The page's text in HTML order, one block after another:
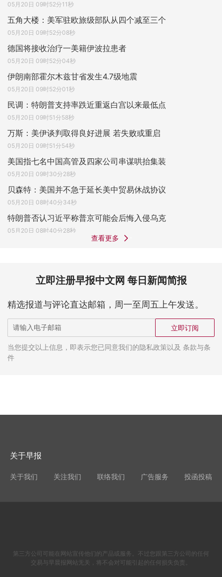
05月20日 09时52分11秒
五角大楼：美军驻欧旅级部队从四个减至三个
05月20日 09时52分08秒
德国将接收治疗一美籍伊波拉患者
05月20日 09时52分04秒
伊朗南部霍尔木兹甘省发生4.7级地震
05月20日 09时52分01秒
民调：特朗普支持率跌近重返白宫以来最低点
05月20日 09时51分58秒
万斯：美伊谈判取得良好进展 若失败或重启
05月20日 09时51分54秒
美国指七名中国高管及四家公司串谋哄抬集装
05月20日 09时30分28秒
贝森特：美国并不急于延长美中贸易休战协议
05月20日 08时40分34秒
特朗普否认习近平称普京可能会后悔入侵乌克
05月20日 08时40分28秒
查看更多
立即注册早报中文网 每日新闻简报
精选报道与评论直达邮箱，周一至周五上午发送。
立即订阅
当您提交以上信息，即表示您已同意我们的隐私政策以及 条款与条
件
关于早报
关于我们 关注我们 联络我们 广告服务 投函投稿
第三方公司可能在网站宣传他们的产品或服务。不过您跟第三方公司的任何
交易与早晨报网站无关，将不会对可能引起的任何损失负责。